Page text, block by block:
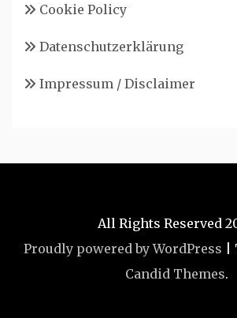
Cookie Policy
Datenschutzerklärung
Impressum / Disclaimer
All Rights Reserved
Proudly powered by WordPress
Candid Themes.